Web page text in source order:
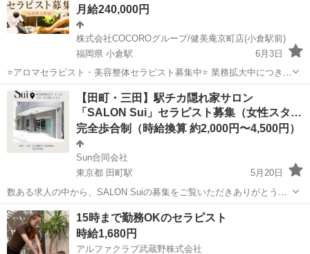
月給240,000円
株式会社COCOROグループ/健美庵京町店(小倉駅前)
福岡県 小倉駅
6月3日
⭐アロマセラピスト・美容整体セラピスト募集中⭐ 業務拡大中につき採
用強化中‼️ 無料研修あり◎ゼロから一生使える技術が身につきます✨ ⭐
月30万円以上可能！ ⭐月40万円以上のスタッフ実績あり！ ⭐最低報
酬...
福岡 北九州市 小倉駅 セラピスト スタッフ
【田町・三田】駅チカ隠れ家サロン
「SALON Sui」セラピスト募集（女性スタ…
完全歩合制（時給換算 約2,000円〜4,500円）
Sun合同会社
東京都 田町駅
5月20日
数ある求人の中から、SALON Suiの募集をご覧いただきありがとうご
ざいます！ 当店は、JR田町駅・三田駅からすぐの場所にある、完全予
約制のプライベートサロンです。 現在、男性・女性問わず多くのお客
様にご愛顧いただい...
東京 港区 田町駅 セラピスト スタッフ
15時まで勤務OKのセラピスト
時給1,680円
アルファクラブ武蔵野株式会社